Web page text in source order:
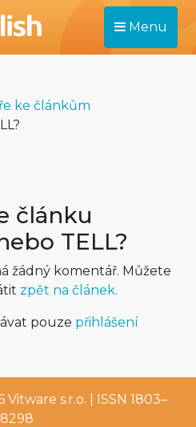
Menu
ke článkům
článku
TELL?
žádný komentář. Můžete
zpět na článek.
pouze přihlášení
Vitware s.r.o. | ISSN 1803–
8298